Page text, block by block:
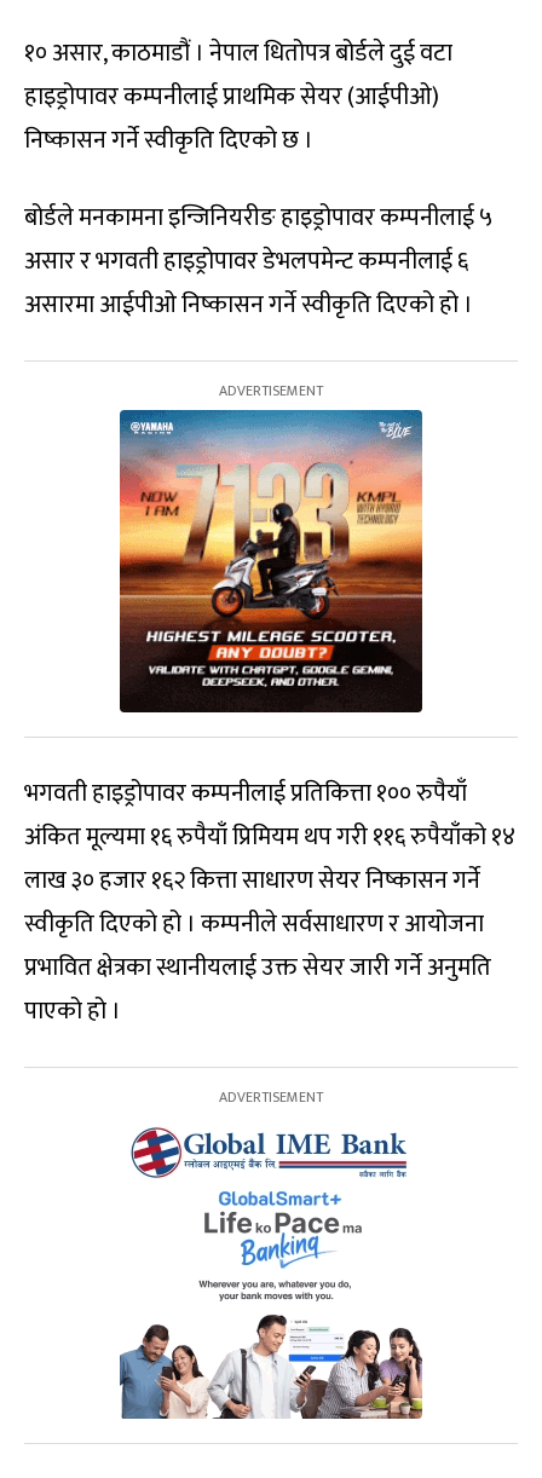
१० असार, काठमाडौं । नेपाल धितोपत्र बोर्डले दुई वटा
हाइड्रोपावर कम्पनीलाई प्राथमिक सेयर (आईपीओ)
निष्कासन गर्ने स्वीकृति दिएको छ ।
बोर्डले मनकामना इन्जिनियरीङ हाइड्रोपावर कम्पनीलाई ५
असार र भगवती हाइड्रोपावर डेभलपमेन्ट कम्पनीलाई ६
असारमा आईपीओ निष्कासन गर्ने स्वीकृति दिएको हो ।
भगवती हाइड्रोपावर कम्पनीलाई प्रतिकित्ता १०० रुपैयाँ
अंकित मूल्यमा १६ रुपैयाँ प्रिमियम थप गरी ११६ रुपैयाँको १४
लाख ३० हजार १६२ कित्ता साधारण सेयर निष्कासन गर्ने
स्वीकृति दिएको हो । कम्पनीले सर्वसाधारण र आयोजना
प्रभावित क्षेत्रका स्थानीयलाई उक्त सेयर जारी गर्ने अनुमति
पाएको हो ।